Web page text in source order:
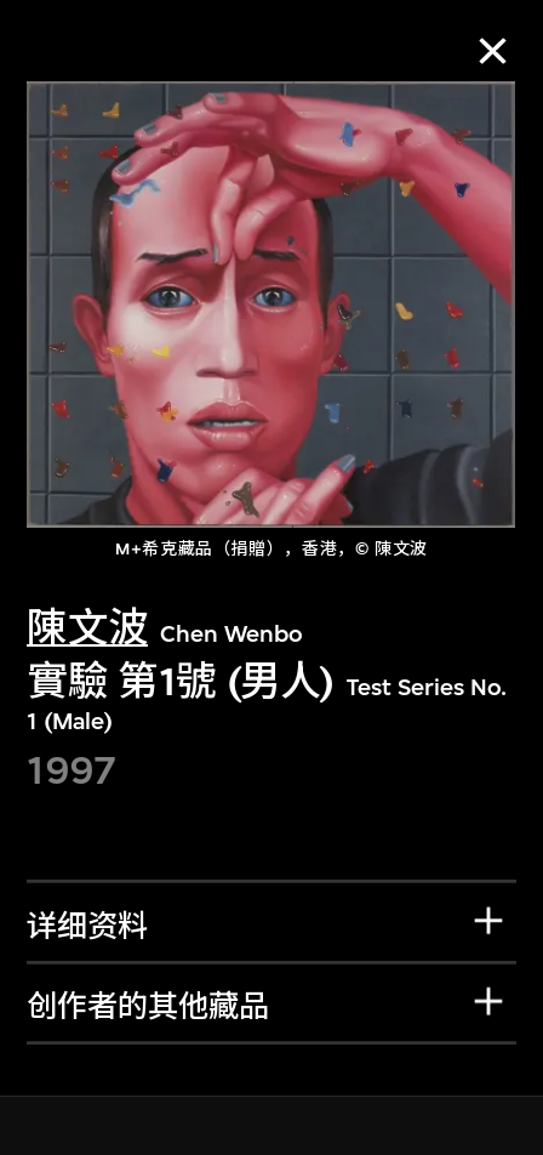
M+希克藏品（捐贈），香港，© 陳文波
陳文波 Chen Wenbo
實驗 第1號 (男人) Test Series No.
1 (Male)
1997
详细资料
创作者的其他藏品
M+藏品
进一步筛选 搜索
关于M+藏品
探索世界顶级的二十及二十一世纪视觉
文化藏品。